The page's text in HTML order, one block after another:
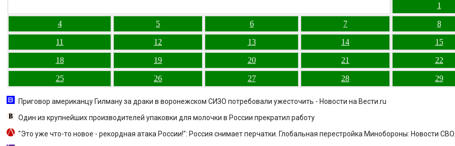
1
4 5 6 7 8
11 12 13 14 15
18 19 20 21 22
25 26 27 28 29
Приговор американцу Гилману за драки в воронежском СИЗО потребовали ужесточить - Новости на Вести.ru
Один из крупнейших производителей упаковки для молочки в России прекратил работу
"Это уже что-то новое - рекордная атака России!": Россия снимает перчатки. Глобальная перестройка Минобороны: Новости